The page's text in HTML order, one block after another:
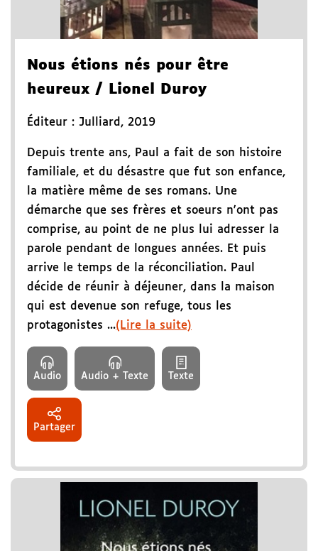
Nous étions nés pour être
heureux / Lionel Duroy
Éditeur : Julliard , 2019
Depuis trente ans, Paul a fait de son histoire
familiale, et du désastre que fut son enfance,
la matière même de ses romans. Une
démarche que ses frères et soeurs n'ont pas
comprise, au point de ne plus lui adresser la
parole pendant de longues années. Et puis
arrive le temps de la réconciliation. Paul
décide de réunir à déjeuner, dans la maison
qui est devenue son refuge, tous les
protagonistes ...(Lire la suite)
Audio Audio + Texte Texte
Partager